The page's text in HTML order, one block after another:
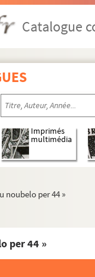
Catalogue
Imprimés
multimédia
noubelo per 44 »
per 44 »